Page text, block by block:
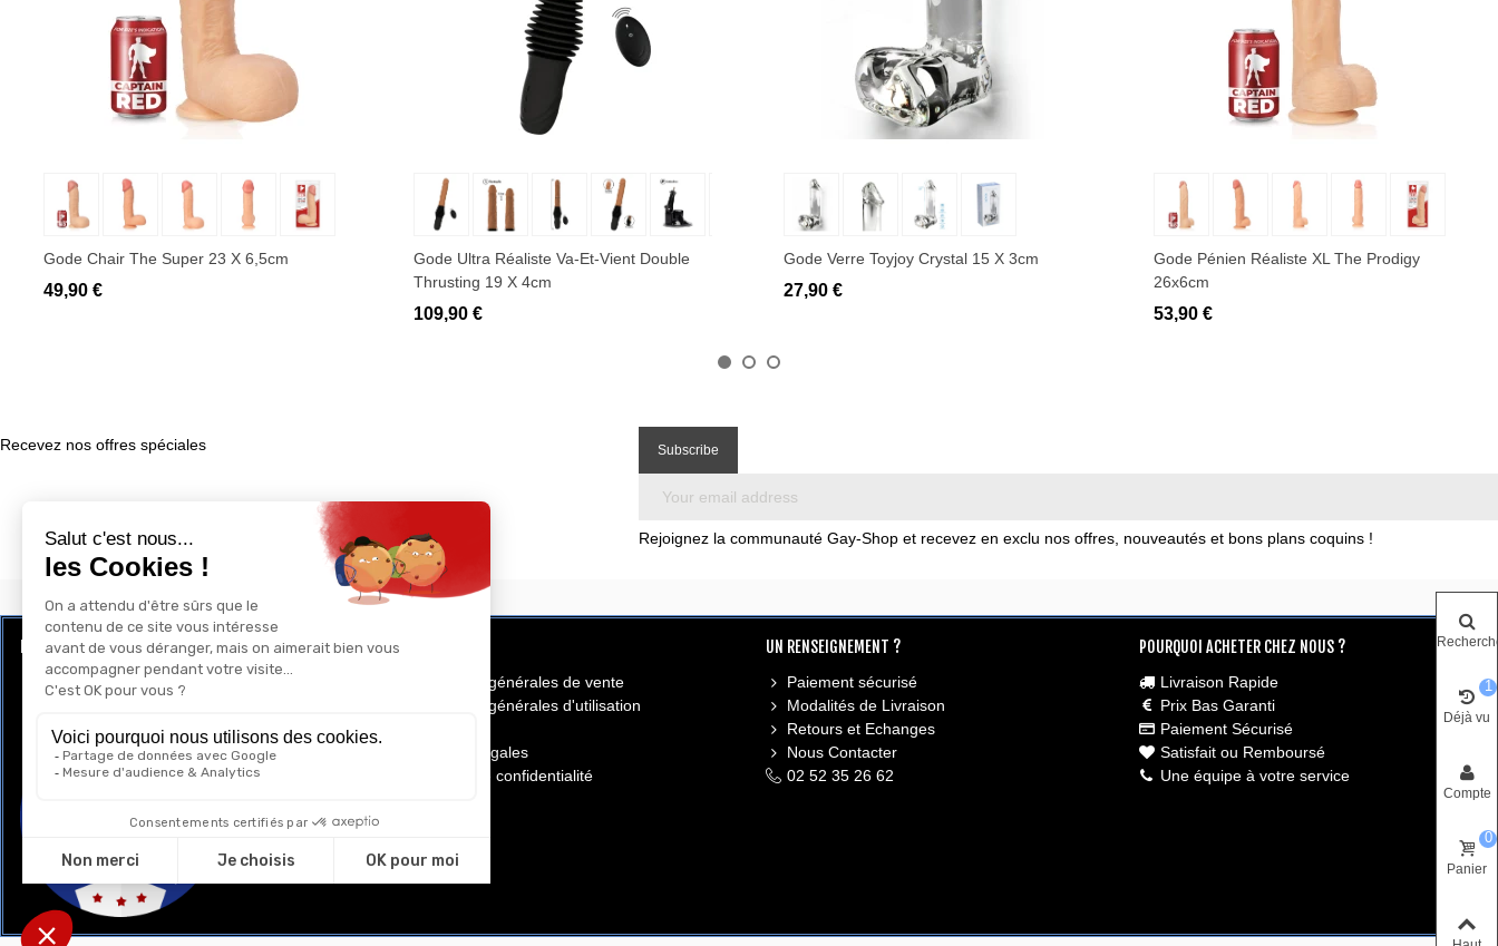
Ajouter au panier
Gode Chair The Super 23 X 6,5cm
49,90 €
Ajouter au panier
Gode Ultra Réaliste Va-Et-Vient Double
Thrusting 19 X 4cm
109,90 €
Ajouter au panier
Gode Verre Toyjoy Crystal 15 X 3cm
27,90 €
Ajouter au panier
Gode Pénien Réaliste XL The Prodigy
26x6cm
53,90 €
Recevez nos offres spéciales
Rejoignez la communauté Gay-Shop et recevez en exclu nos offres, nouveautés et bons plans coquins !
LE CLUB RÉCOMPENSE ET PRIVILÈGE
Programme de Fidélité
GAY-SHOP
Conditions générales de vente
Conditions générales d'utilisation
Mentions légales
Politique de confidentialité
UN RENSEIGNEMENT ?
Paiement sécurisé
Modalités de Livraison
Retours et Echanges
Nous Contacter
02 52 35 26 62
POURQUOI ACHETER CHEZ NOUS ?
Livraison Rapide
Prix Bas Garanti
Paiement Sécurisé
Satisfait ou Remboursé
Une équipe à votre service
Déjà vu
1
Compte
Panier
0